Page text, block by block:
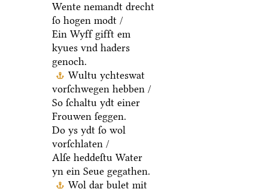
Wente nemandt drecht
ſo hogen modt /
Ein Wyff gifft em
kyues vnd haders
genoch.
Wultu ychteswat
vorſchwegen hebben /
So ſchaltu ydt einer
Frouwen ſeggen.
Do ys ydt ſo wol
vorſchlaten /
Alſe heddeſtu Water
yn ein Seue gegathen.
Wol dar bulet mit